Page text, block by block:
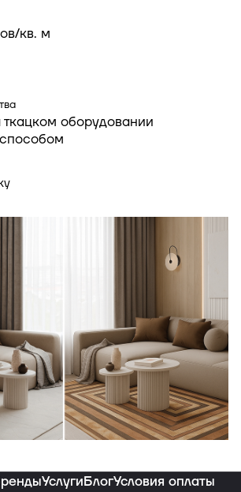
кв. м
ткацком оборудовании
ваш интерьер
УслугиБлогУсловия оплаты